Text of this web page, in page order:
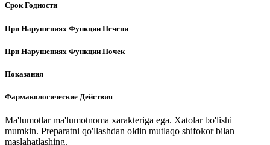
Срок Годности
При Нарушениях Функции Печени
При Нарушениях Функции Почек
Показания
Фармакологические Действия
Ma'lumotlar ma'lumotnoma xarakteriga ega. Xatolar bo'lishi
mumkin. Preparatni qo'llashdan oldin mutlaqo shifokor bilan
maslahatlashing.